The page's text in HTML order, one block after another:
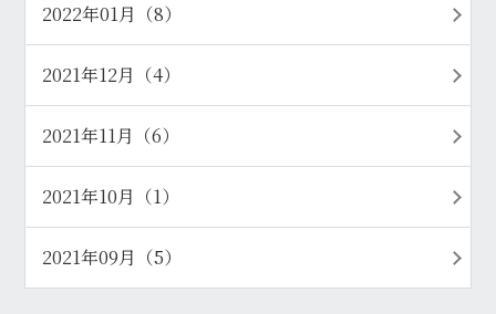
2022年01月（8）
2021年12月（4）
2021年11月（6）
2021年10月（1）
2021年09月（5）